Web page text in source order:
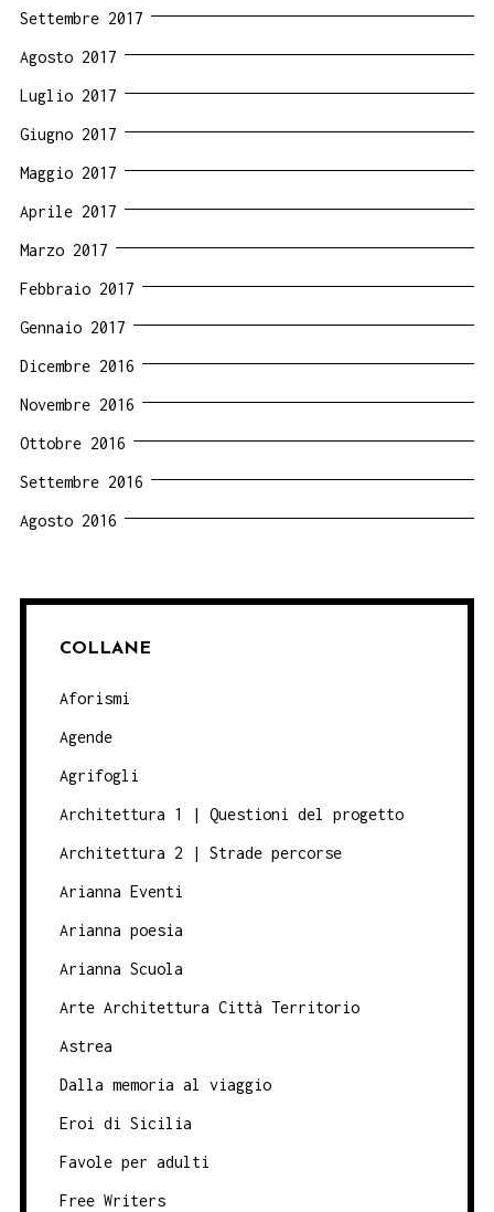
Settembre 2017
Agosto 2017
Luglio 2017
Giugno 2017
Maggio 2017
Aprile 2017
Marzo 2017
Febbraio 2017
Gennaio 2017
Dicembre 2016
Novembre 2016
Ottobre 2016
Settembre 2016
Agosto 2016
COLLANE
Aforismi
Agende
Agrifogli
Architettura 1 | Questioni del progetto
Architettura 2 | Strade percorse
Arianna Eventi
Arianna poesia
Arianna Scuola
Arte Architettura Città Territorio
Astrea
Dalla memoria al viaggio
Eroi di Sicilia
Favole per adulti
Free Writers